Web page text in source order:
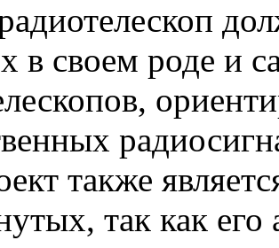
в своем роде и
также
так как его